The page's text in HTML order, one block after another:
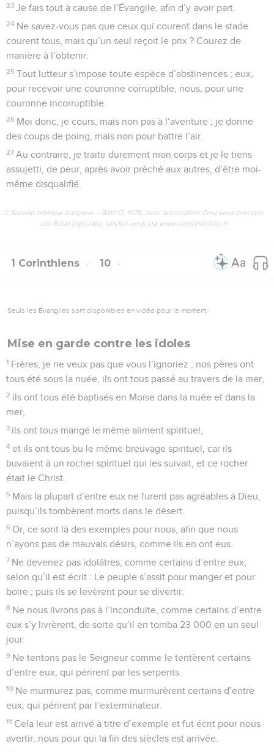
23 Je fais tout à cause de l’Évangile, afin d’y avoir part.
24 Ne savez-vous pas que ceux qui courent dans le stade
courent tous, mais qu’un seul reçoit le prix ? Courez de
manière à l’obtenir.
25 Tout lutteur s’impose toute espèce d’abstinences ; eux,
pour recevoir une couronne corruptible, nous, pour une
couronne incorruptible.
26 Moi donc, je cours, mais non pas à l’aventure ; je donne
des coups de poing, mais non pour battre l’air.
27 Au contraire, je traite durement mon corps et je le tiens
assujetti, de peur, après avoir prêché aux autres, d’être moi-
même disqualifié.
© Société biblique française – Bibli’O, 1978, avec autorisation. Pour vous procurer
une Bible imprimée, rendez-vous sur www.editionsbiblio.fr
1 Corinthiens 10
Seuls les Évangiles sont disponibles en vidéo pour le moment.
Mise en garde contre les idoles
1 Frères, je ne veux pas que vous l’ignoriez ; nos pères ont
tous été sous la nuée, ils ont tous passé au travers de la mer,
2 ils ont tous été baptisés en Moïse dans la nuée et dans la
mer,
3 ils ont tous mangé le même aliment spirituel,
4 et ils ont tous bu le même breuvage spirituel, car ils
buvaient à un rocher spirituel qui les suivait, et ce rocher
était le Christ.
5 Mais la plupart d’entre eux ne furent pas agréables à Dieu,
puisqu’ils tombèrent morts dans le désert.
6 Or, ce sont là des exemples pour nous, afin que nous
n’ayons pas de mauvais désirs, comme ils en ont eus.
7 Ne devenez pas idolâtres, comme certains d’entre eux,
selon qu’il est écrit : Le peuple s’assit pour manger et pour
boire ; puis ils se levèrent pour se divertir.
8 Ne nous livrons pas à l’inconduite, comme certains d’entre
eux s’y livrèrent, de sorte qu’il en tomba 23 000 en un seul
jour.
9 Ne tentons pas le Seigneur comme le tentèrent certains
d’entre eux, qui périrent par les serpents.
10 Ne murmurez pas, comme murmurèrent certains d’entre
eux, qui périrent par l’exterminateur.
11 Cela leur est arrivé à titre d’exemple et fut écrit pour nous
avertir, nous pour qui la fin des siècles est arrivée.